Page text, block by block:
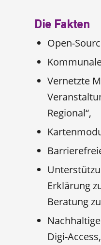
Die Fakten
Open-
Vernetzte
Regional“,
Erklärung
Beratung
Digi-Access,